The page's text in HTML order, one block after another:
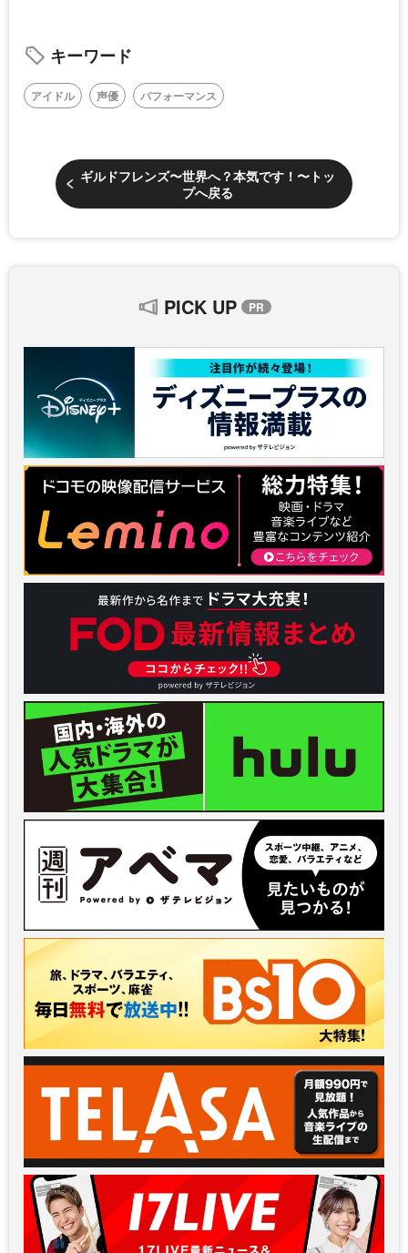
キーワード
アイドル 声優 パフォーマンス
ギルドフレンズ〜世界へ？本気です！〜トッ
プへ戻る
PICK UP